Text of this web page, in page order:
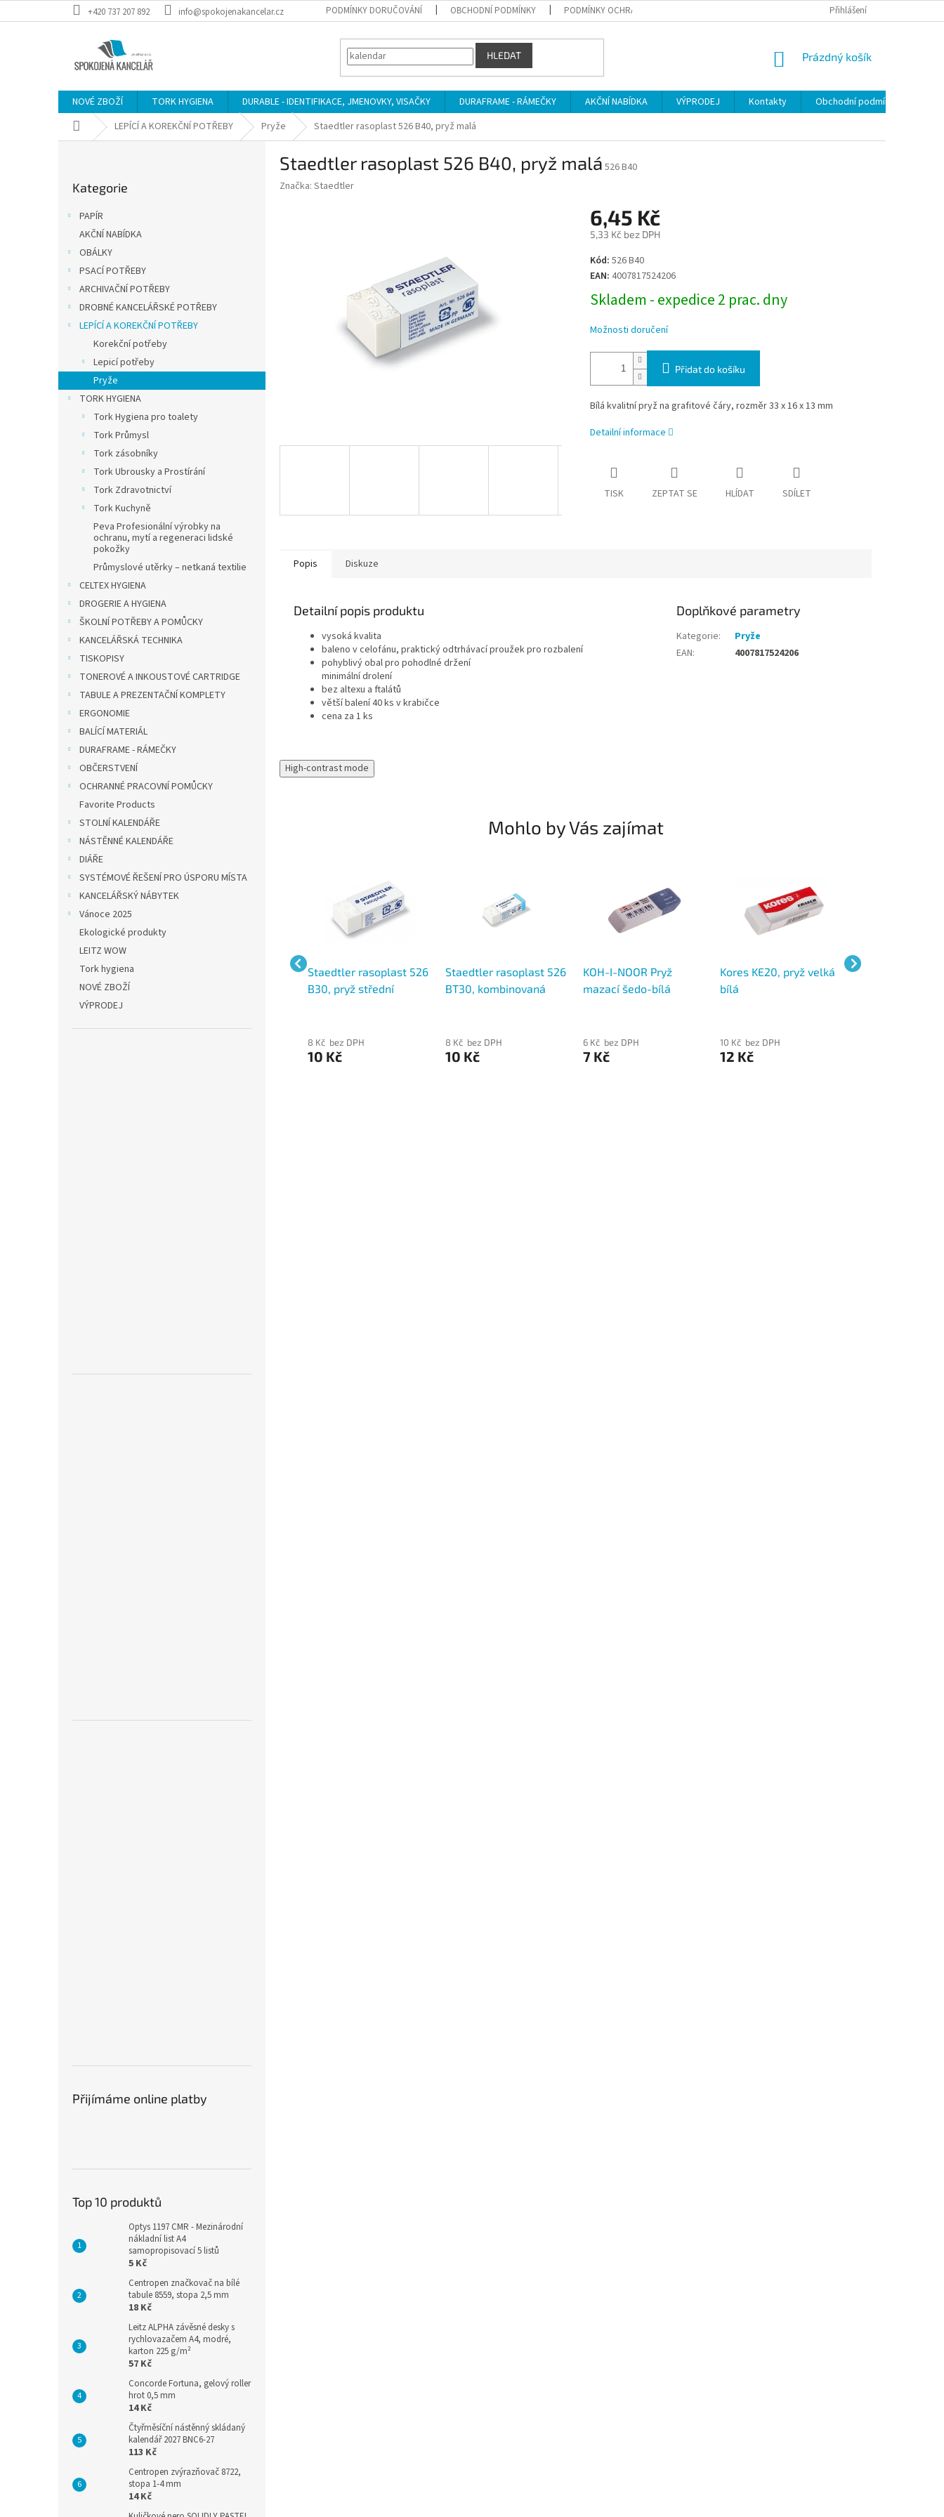
na
+420 737 207 892 info@spokojenakancelar.cz PODMÍNKY DORUČOVÁNÍ OBCHODNÍ PODMÍNKY PODMÍNKY OCHRANY OSOBNÍCH ÚDAJŮ Přihlášení
HLEDAT
NÁKUPNÍ
Prázdný košík
NOVÉ ZBOŽÍ TORK HYGIENA DURABLE - IDENTIFIKACE, JMENOVKY, VISAČKY DURAFRAME - RÁMEČKY AKČNÍ NABÍDKA VÝPRODEJ Kontakty
Obchodní podmínky
Domů LEPÍCÍ A KOREKČNÍ POTŘEBY Pryže Staedtler rasoplast 526 B40, pryž malá
kategorie
Kategorie
PAPÍR
AKČNÍ NABÍDKA
OBÁLKY
PSACÍ POTŘEBY
ARCHIVAČNÍ POTŘEBY
DROBNÉ KANCELÁŘSKÉ POTŘEBY
LEPÍCÍ A KOREKČNÍ POTŘEBY
Korekční potřeby
Lepicí potřeby
Pryže
TORK HYGIENA
Tork Hygiena pro toalety
Tork Průmysl
Tork zásobníky
Tork Ubrousky a Prostírání
Tork Zdravotnictví
Tork Kuchyně
Peva Profesionální výrobky na
ochranu, mytí a regeneraci lidské
pokožky
Průmyslové utěrky – netkaná textilie
CELTEX HYGIENA
DROGERIE A HYGIENA
ŠKOLNÍ POTŘEBY A POMŮCKY
KANCELÁŘSKÁ TECHNIKA
TISKOPISY
TONEROVÉ A INKOUSTOVÉ CARTRIDGE
TABULE A PREZENTAČNÍ KOMPLETY
ERGONOMIE
BALÍCÍ MATERIÁL
DURAFRAME - RÁMEČKY
OBČERSTVENÍ
OCHRANNÉ PRACOVNÍ POMŮCKY
Favorite Products
STOLNÍ KALENDÁŘE
NÁSTĚNNÉ KALENDÁŘE
DIÁŘE
SYSTÉMOVÉ ŘEŠENÍ PRO ÚSPORU MÍSTA
KANCELÁŘSKÝ NÁBYTEK
Vánoce 2025
Ekologické produkty
LEITZ WOW
Tork hygiena
NOVÉ ZBOŽÍ
VÝPRODEJ
Přijímáme online platby
Top 10 produktů
Optys 1197 CMR - Mezinárodní
nákladní list A4
samopropisovací 5 listů
5 Kč
Centropen značkovač na bílé
tabule 8559, stopa 2,5 mm
18 Kč
Leitz ALPHA závěsné desky s
rychlovazačem A4, modré,
karton 225 g/m²
57 Kč
Concorde Fortuna, gelový roller
hrot 0,5 mm
14 Kč
Čtyřměsíční nástěnný skládaný
kalendář 2027 BNC6-27
113 Kč
Centropen zvýrazňovač 8722,
stopa 1-4 mm
14 Kč
Staedtler rasoplast 526 B40, pryž malá 526 B40
Značka: Staedtler
6,45 Kč
5,33 Kč bez DPH
Měrná
cena:
Kód: 526 B40
EAN: 4007817524206
Skladem - expedice 2 prac. dny
Možnosti doručení
Přidat do košíku
Bílá kvalitní pryž na grafitové čáry, rozměr 33 x 16 x 13 mm
Detailní informace
TISK ZEPTAT SE HLÍDAT SDÍLET
Popis Diskuze
Detailní popis produktu
vysoká kvalita
baleno v celofánu, praktický odtrhávací proužek pro rozbalení
pohyblivý obal pro pohodlné držení
minimální drolení
bez altexu a ftalátů
větší balení 40 ks v krabičce
cena za 1 ks
Doplňkové parametry
Kategorie:
Pryže
EAN: 4007817524206
High-contrast mode
Mohlo by Vás zajímat
Rotring Tikky 30,
gumovací pryž
Staedtler rasoplast 526
B30, pryž střední
8 Kč bez DPH
10 Kč
Staedtler rasoplast 526
BT30, kombinovaná
8 Kč bez DPH
10 Kč
KOH-I-NOOR Pryž
mazací šedo-bílá
6 Kč bez DPH
7 Kč
Kores KE20, pryž velká
bílá
10 Kč bez DPH
12 Kč
KOH-I-NOOR